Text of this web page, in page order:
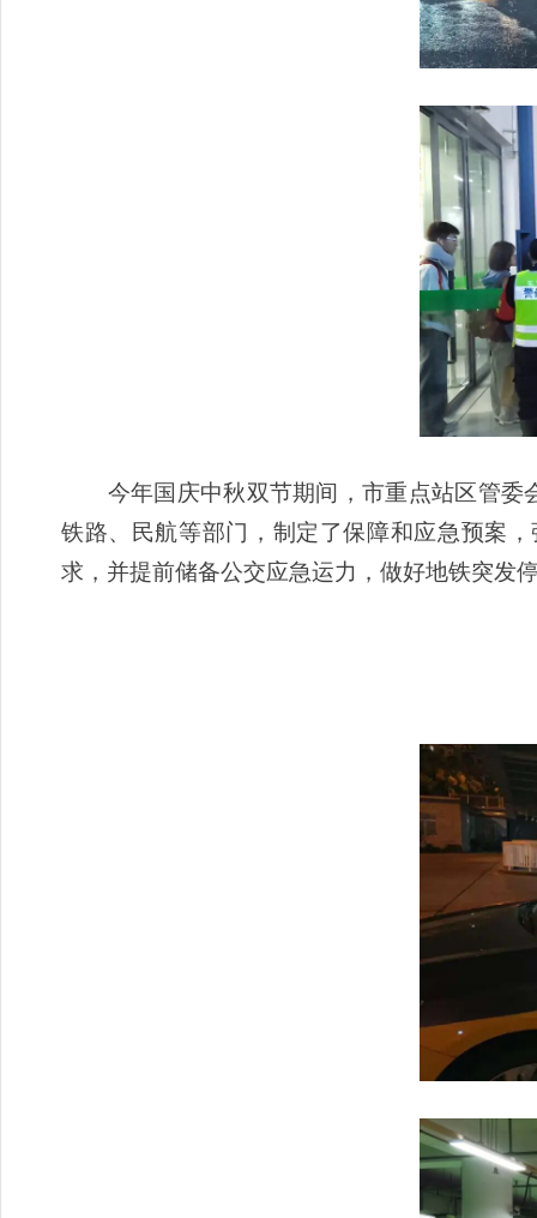
今年国庆中秋双节期间，市重点站区管委
铁路、民航等部门，制定了保障和应急预案
求，并提前储备公交应急运力，做好地铁突发